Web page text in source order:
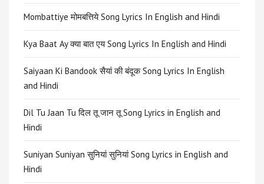
Mombattiye मोमबत्तिये Song Lyrics In English and Hindi
Kya Baat Ay क्या बात एय Song Lyrics In English and Hindi
Saiyaan Ki Bandook सैयां की बंदूक Song Lyrics In English
and Hindi
Dil Tu Jaan Tu दिल तू जान तू Song Lyrics in English and
Hindi
Suniyan Suniyan सुनियां सुनियां Song Lyrics in English and
Hindi